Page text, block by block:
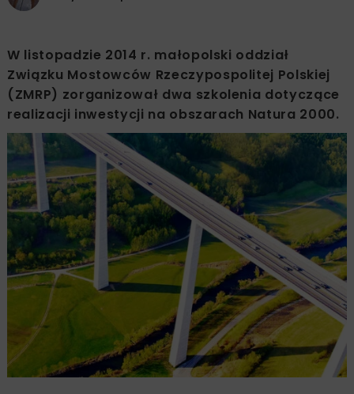
W listopadzie 2014 r. małopolski oddział
Związku Mostowców Rzeczypospolitej Polskiej
(ZMRP) zorganizował dwa szkolenia dotyczące
realizacji inwestycji na obszarach Natura 2000.